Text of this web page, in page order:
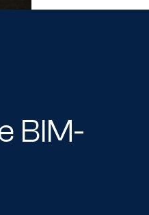
BIM-